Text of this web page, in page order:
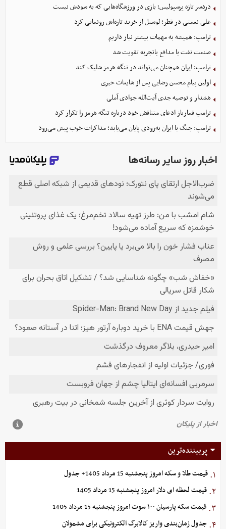
دردسر تازه پرسپولیس؛ بازی در ورزشگاه‌هایی که به سودش نیست
علی نعمتی در قطر؛ لوسیل از خرید تازه‌اش رونمایی کرد
ترامپ: همیشه به مهمات بیشتر نیاز داریم
صنعت نفت با مدافع باتجربه تقویت شد
ترامپ: ایران همچنان می‌تواند در تنگه هرمز شلیک کند
اولین پیام محسن رضایی پس از شایعات خبری
هشدار و توصیه جدی آیت‌الله جوادی آملی
ترامپ قمارباز ادعای متناقض خود درباره تنگه هرمز را تکرار کرد
ترامپ: جنگ با ایران به‌زودی پایان می‌یابد؛ مذاکرات خوب پیش می‌رود
پربیننده‌ترین
۱. قیمت طلا و سکه امروز پنجشنبه 15 مرداد 1405+ جدول
۲. قیمت لحظه ای دلار امروز پنجشنبه 15 مرداد 1405
۳. قیمت سکه پارسیان ۱۰۰ سوت امروز پنجشنبه 15 مرداد 1405
۴. جدول زمان‌بندی واریز کالابرگ الکترونیکی برای مشمولان